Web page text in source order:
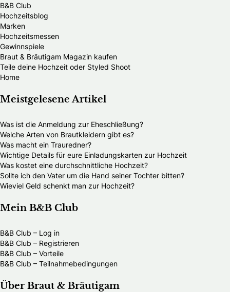
B&B Club
Hochzeitsblog
Marken
Hochzeitsmessen
Gewinnspiele
Braut & Bräutigam Magazin kaufen
Teile deine Hochzeit oder Styled Shoot
Home
Meistgelesene Artikel
Was ist die Anmeldung zur Eheschließung?
Welche Arten von Brautkleidern gibt es?
Was macht ein Trauredner?
Wichtige Details für eure Einladungskarten zur Hochzeit
Was kostet eine durchschnittliche Hochzeit?
Sollte ich den Vater um die Hand seiner Tochter bitten?
Wieviel Geld schenkt man zur Hochzeit?
Mein B&B Club
B&B Club – Log in
B&B Club – Registrieren
B&B Club – Vorteile
B&B Club – Teilnahmebedingungen
Über Braut & Bräutigam